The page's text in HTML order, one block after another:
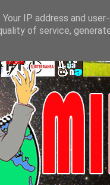
IP address and
of service,